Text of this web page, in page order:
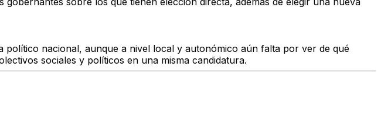
nacional, aunque a nivel local y autonómico aún falta por ver de qué
sociales y políticos en una misma candidatura.